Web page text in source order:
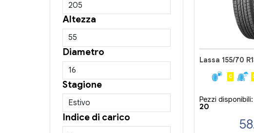
Altezza
Diametro
Stagione
Indice di carico
Lassa 155/70
C
Pezzi disponibili:
20